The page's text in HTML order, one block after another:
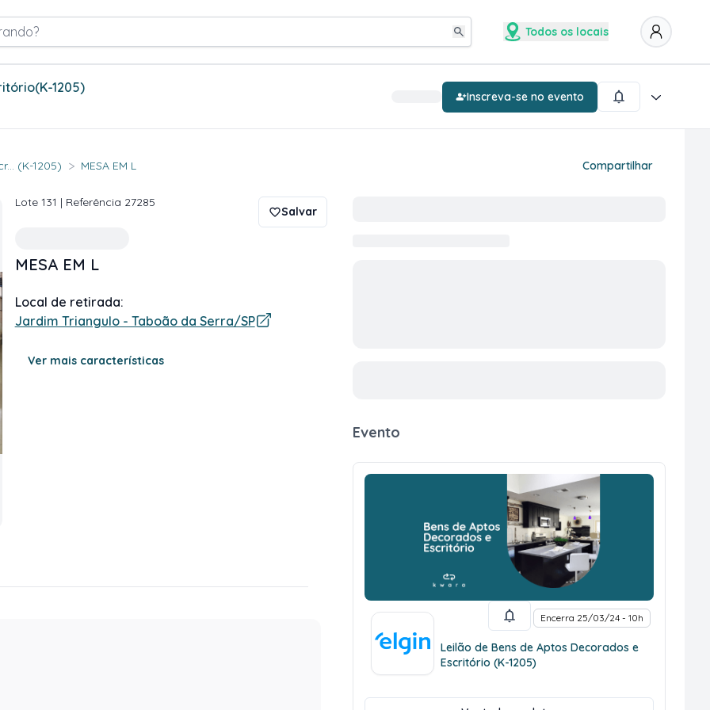
Todos os locais
(K-1205)
Inscreva-se no evento
(K-1205) > MESA EM L Compartilhar
Lote 131 | Referência 27285
Salvar
MESA EM L
Local de retirada:
Jardim Triangulo - Taboão da Serra/SP
Ver mais características
Evento
Encerra 25/03/24 - 10h
Leilão de Bens de Aptos Decorados e
Escritório (K-1205)